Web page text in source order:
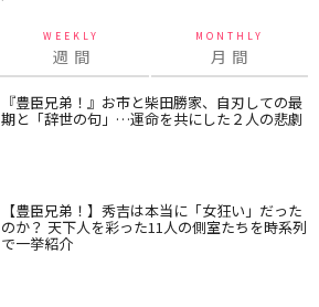
WEEKLY
週 間
MONTHLY
月 間
『豊臣兄弟！』お市と柴田勝家、自刃しての最
期と「辞世の句」…運命を共にした２人の悲劇
【豊臣兄弟！】秀吉は本当に「女狂い」だった
のか？ 天下人を彩った11人の側室たちを時系列
で一挙紹介